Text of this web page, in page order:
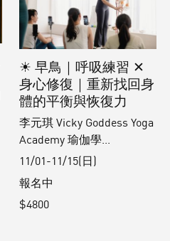
☀ 早鳥｜呼吸練習 ✕
身心修復｜重新找回身
體的平衡與恢復力
李元琪 Vicky Goddess Yoga
Academy 瑜伽學...
11/01-11/15(日)
報名中
$4800